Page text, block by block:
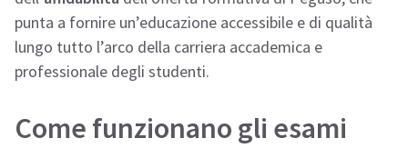
punta a fornire un’educazione accessibile e di qualità
lungo tutto l’arco della carriera accademica e
professionale degli studenti.
Come funzionano gli esami